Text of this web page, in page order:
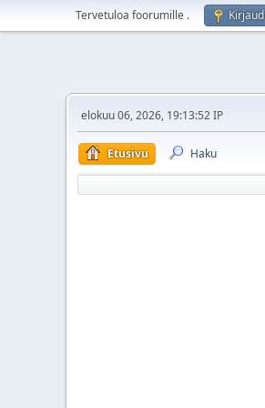
Tervetuloa foorumille .
elokuu 06, 2026, 19:13:52 IP
Etusivu Haku